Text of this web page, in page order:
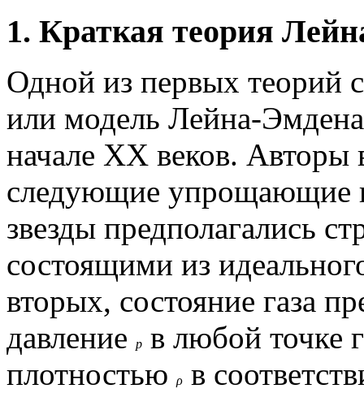
1. Краткая теория
Одной из первых теорий
или модель Лейна-
начале XX веков. Авторы
следующие упрощающие
звезды предполагались
состоящими из
вторых, состояние газа
давление
p в любой точке
плотностью
ρ в